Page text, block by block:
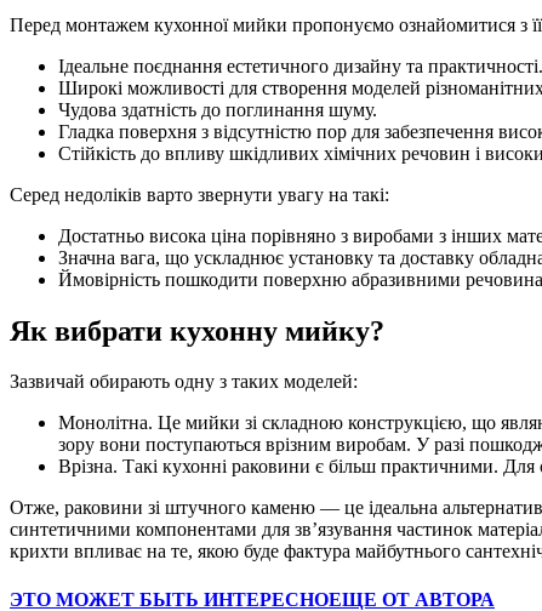
Перед монтажем кухонної мийки пропонуємо ознайомитися з
Ідеальне поєднання естетичного дизайну та практичності.
Широкі можливості для створення моделей
Чудова здатність до поглинання шуму.
Гладка поверхня з відсутністю пор для забезпечення
Стійкість до впливу шкідливих хімічних речовин і
Серед недоліків варто звернути увагу на такі:
Достатньо висока ціна порівняно з виробами з інших
Значна вага, що ускладнює установку та доставку
Ймовірність пошкодити поверхню абразивними
Як вибрати кухонну мийку?
Зазвичай обирають одну з таких моделей:
Монолітна. Це мийки зі складною конструкцією, що
зору вони поступаються врізним виробам. У разі
Врізна. Такі кухонні раковини є більш практичними. Для
Отже, раковини зі штучного каменю — це ідеальна
синтетичними компонентами для зв’язування частинок
крихти впливає на те, якою буде фактура майбутнього
ЭТО МОЖЕТ БЫТЬ ИНТЕРЕСНОЕЩЕ ОТ АВТОРА